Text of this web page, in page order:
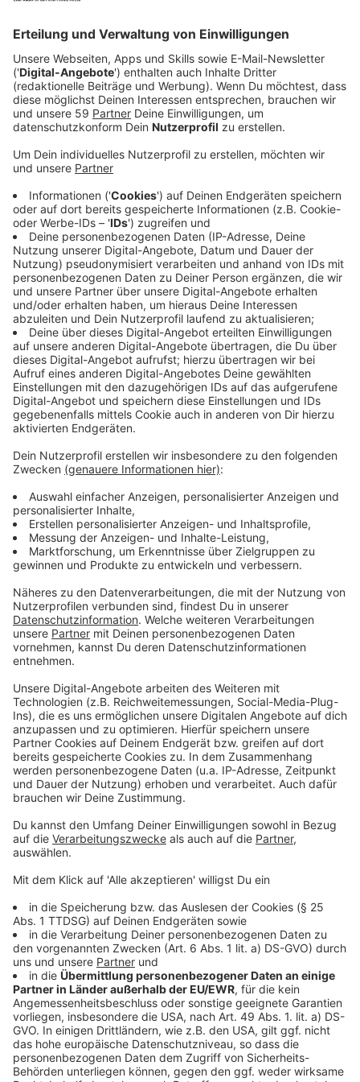
Seit dem Release seines dritten Albums "Ride", das
Anfang Juni direkt auf Platz zwei der Offiziellen
Deutschen Album Charts eingestiegen ist, hat Nico
Santos mit der "Summer Ride"-Festival Tour in
Deutschland, Österreich und der Schweiz viele
Auftritte gehabt. Einer der Fan-Favoriten bei den
umjubelten Live-Shows ist der Song "Changes", den er
aufgenommen hat.
"Changes" entstand wie alle 14 Songs auf dem Album
bei einer der Sessions mit befreundeten Musikern und
Sängern. Aktuell feiern ClockClock und Nico Santos
den Erfolg dieser Single. "Das Leben ist oft ein
Kommen und Gehen von vielen Menschen - aber es
gibt auch ein paar, die bleiben. Richtig gute Freunde,
mit denen man durch Dick und Dünn geht,
Beziehungen, die Höhen und Tiefen durchstehen,
Familie, die zu einem hält, egal was passiert, und egal
was große Veränderungen im Leben anstehen. Dieser
Song ist für die Leute in unserem Leben, die immer
abnehmen, wenn man anruft, die immer an unserer
Seite stehen - und für die ich so dankbar bin", erklärt
Santos seine Motivation, diesen Song zu schreiben.
Anzeige
Wir benötigen Ihre
Zustimmung, um den YouTube
Video-Service zu laden!
Drittanbieters, um Videoinhalte
einzubetten. Dieser Service kann
Daten zu Ihren Aktivitäten
sammeln. Bitte lesen Sie die
Details durch und stimmen Sie der
Nutzung des Service zu, um dieses
Video anzusehen.
Mehr Informationen
Akzeptieren
powered by Usercentrics Consent
Management Platform
Eine weitere Single von Nico Santos sorgt für großen
den Markt gebracht. Wir stellen diesen Song für euch
vor.
Anzeige
Anzeige